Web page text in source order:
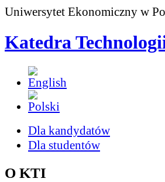
Uniwersytet Ekonomiczny w
Katedra
Dla kandydatów
Dla studentów
O KTI